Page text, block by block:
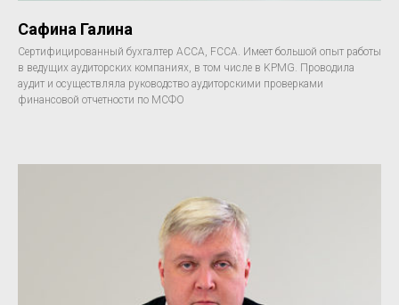
Сафина Галина
Сертифицированный бухгалтер АССА, FCCA. Имеет большой опыт работы
в ведущих аудиторских компаниях, в том числе в KPMG. Проводила
аудит и осуществляла руководство аудиторскими проверками
финансовой отчетности по МСФО